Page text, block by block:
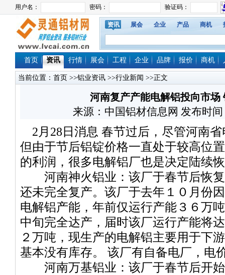
资讯 展会 企业 产品 商机
首页 资讯 行情 展会 工程 企业 品牌 报价 商机
当前位置： 首页 >>铝业资讯 >>行业新闻 >>正文
河南复产产能电解铝投向市场
来源：中国铝材信息网 发布时间
2月28日消息 春节过后，尽管河南
但由于节后铝锭价格一直处于较高位
的利润，很多电解铝厂也是决定陆续
河南神火铝业：该厂于春节后恢复
还未完全复产。该厂于去年１０月份
电解铝产能，年前仅运行产能３６万
中旬完全达产，届时该厂运行产能将
２万吨，现生产的电解铝主要用于下
基本没有库存。 该厂有自备电厂，电
河南万基铝业：该厂于春节后开始